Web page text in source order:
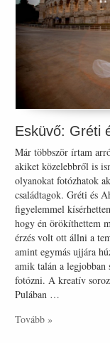
Esküvő: Gréti
Már többször írtam
akiket közelebbről is
olyanokat fotózhatok
családtagok. Gréti és
figyelemmel
hogy én örökíthettem
érzés volt ott állni a
amint egymás ujjára
amik talán a
fotózni. A kreatív
Pulában …
Tovább »